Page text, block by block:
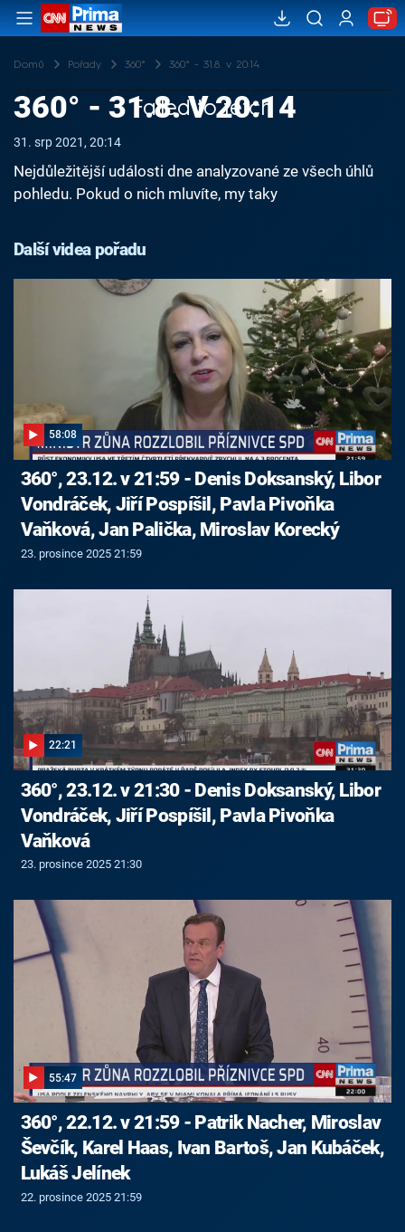
Domů Pořady 360° 360° - 31.8. v 20:14
Failed to fetch
360° - 31.8. V 20:14
31. srp 2021, 20:14
Nejdůležitější události dne analyzované ze všech úhlů
pohledu. Pokud o nich mluvíte, my taky
Další videa pořadu
58:08
360°, 23.12. v 21:59 - Denis Doksanský, Libor
Vondráček, Jiří Pospíšil, Pavla Pivoňka
Vaňková, Jan Palička, Miroslav Korecký
23. prosince 2025 21:59
22:21
360°, 23.12. v 21:30 - Denis Doksanský, Libor
Vondráček, Jiří Pospíšil, Pavla Pivoňka
Vaňková
23. prosince 2025 21:30
55:47
360°, 22.12. v 21:59 - Patrik Nacher, Miroslav
Ševčík, Karel Haas, Ivan Bartoš, Jan Kubáček,
Lukáš Jelínek
22. prosince 2025 21:59